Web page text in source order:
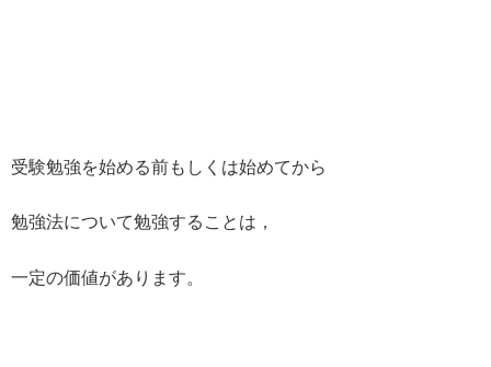
受験勉強を始める前もしくは始めてから
勉強法について勉強することは，
一定の価値があります。